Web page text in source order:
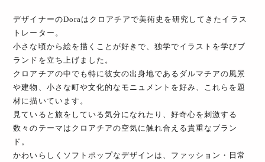
デザイナーのDoraはクロアチアで美術史を研究してきたイラス
トレーター。
小さな頃から絵を描くことが好きで、独学でイラストを学びブ
ランドを立ち上げました。
クロアチアの中でも特に彼女の出身地であるダルマチアの風景
や建物、小さな町や文化的なモニュメントを好み、これらを題
材に描いています。
見ていると旅をしている気分になれたり、好奇心を刺激する
数々のテーマはクロアチアの空気に触れ合える貴重なブラン
ド。
かわいらしくソフトポップなデザインは、ファッション・日常